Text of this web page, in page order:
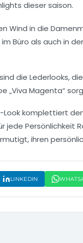
Wind in die
im Büro als auch in
die Lederlooks,
„Viva Magenta“
Look komplettiert
Persönlichkeit
ihren
LINKEDIN